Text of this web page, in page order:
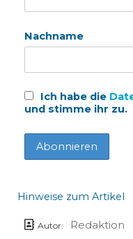
Nachname
Ich habe die
und stimme ihr zu.
Hinweise zum Artikel
Autor: Redaktion